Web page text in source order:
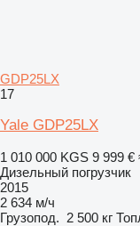
GDP25LX
17
Yale GDP25LX
1 010 000 KGS 9 999 €
Дизельный погрузчик
2015
2 634 м/ч
Грузопод. 2 500 кг